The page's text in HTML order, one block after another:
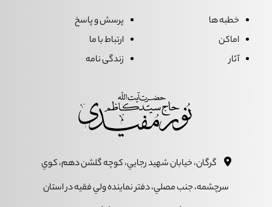
خطبه ها
اماکن
آثار
پرسش و پاسخ
ارتباط با ما
زندگی نامه
گرگان، خيابان شهيد رجايي، کوچه گلشن دهم، کوي
سرچشمه، جنب مصلي، دفتر نماينده ولي فقيه در استان